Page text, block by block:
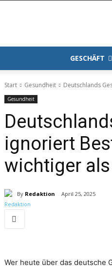
GESCHÄFT
Start Gesundheit Deutschlands
Gesundheit
ignoriert
wichtiger
By Redaktion April 25, 2025
Wer heute über das deutsche